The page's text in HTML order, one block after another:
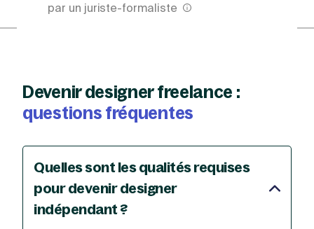
par un juriste-formaliste
Devenir designer freelance :
questions fréquentes
Quelles sont les qualités requises
pour devenir designer
indépendant ?